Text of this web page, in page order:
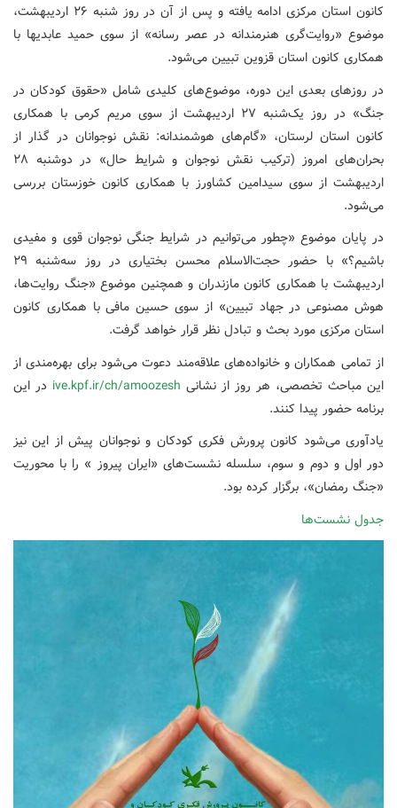
کانون استان مرکزی ادامه یافته و پس از آن در روز شنبه ۲۶ اردیبهشت،
موضوع «روایت‌گری هنرمندانه در عصر رسانه» از سوی حمید عابدیها با
همکاری کانون استان قزوین تبیین می‌شود.
در روزهای بعدی این دوره، موضوع‌های کلیدی شامل «حقوق کودکان در
جنگ» در روز یک‌شنبه ۲۷ اردیبهشت از سوی مریم کرمی با همکاری
کانون استان لرستان، «گام‌های هوشمندانه: نقش نوجوانان در گذار از
بحران‌های امروز (ترکیب نقش نوجوان و شرایط حال» در دوشنبه ۲۸
اردیبهشت از سوی سیدامین کشاورز با همکاری کانون خوزستان بررسی
می‌شود.
در پایان موضوع «چطور می‌توانیم در شرایط جنگی نوجوان قوی و مفیدی
باشیم؟» با حضور حجت‌الاسلام محسن بختیاری در روز سه‌شنبه ۲۹
اردیبهشت با همکاری کانون مازندران و همچنین موضوع «جنگ روایت‌ها،
هوش مصنوعی در جهاد تبیین» از سوی حسین مافی با همکاری کانون
استان مرکزی مورد بحث و تبادل نظر قرار خواهد گرفت.
از تمامی همکاران و خانواده‌های علاقه‌مند دعوت می‌شود برای بهره‌مندی از
این مباحث تخصصی، هر روز از نشانی ive.kpf.ir/ch/amoozesh در این
برنامه حضور پیدا کنند.
یادآوری می‌شود کانون پرورش فکری کودکان و نوجوانان پیش از این نیز
دور اول و دوم و سوم، سلسله نشست‌های «ایران پیروز » را با محوریت
«جنگ رمضان»، برگزار کرده بود.
جدول نشست‌ها